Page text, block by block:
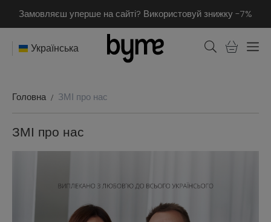
Замовляєш уперше на сайті? Використовуй знижку -7%
Українська
Головна ЗМІ про нас
ЗМІ про нас